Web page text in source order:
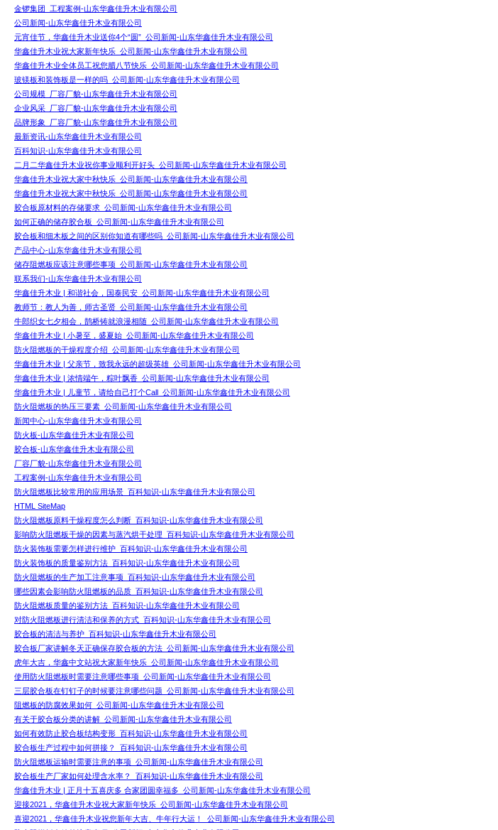
金锣集团_工程案例-山东华鑫佳升木业有限公司
公司新闻-山东华鑫佳升木业有限公司
元宵佳节，华鑫佳升木业送你4个“圆”_公司新闻-山东华鑫佳升木业有限公司
华鑫佳升木业祝大家新年快乐_公司新闻-山东华鑫佳升木业有限公司
华鑫佳升木业全体员工祝您腊八节快乐_公司新闻-山东华鑫佳升木业有限公司
玻镁板和装饰板是一样的吗_公司新闻-山东华鑫佳升木业有限公司
公司规模_厂容厂貌-山东华鑫佳升木业有限公司
企业风采_厂容厂貌-山东华鑫佳升木业有限公司
品牌形象_厂容厂貌-山东华鑫佳升木业有限公司
最新资讯-山东华鑫佳升木业有限公司
百科知识-山东华鑫佳升木业有限公司
二月二华鑫佳升木业祝你事业顺利开好头_公司新闻-山东华鑫佳升木业有限公司
华鑫佳升木业祝大家中秋快乐_公司新闻-山东华鑫佳升木业有限公司
华鑫佳升木业祝大家中秋快乐_公司新闻-山东华鑫佳升木业有限公司
胶合板原材料的存储要求_公司新闻-山东华鑫佳升木业有限公司
如何正确的储存胶合板_公司新闻-山东华鑫佳升木业有限公司
胶合板和细木板之间的区别你知道有哪些吗_公司新闻-山东华鑫佳升木业有限公司
产品中心-山东华鑫佳升木业有限公司
储存阻燃板应该注意哪些事项_公司新闻-山东华鑫佳升木业有限公司
联系我们-山东华鑫佳升木业有限公司
华鑫佳升木业 | 和谐社会，国泰民安_公司新闻-山东华鑫佳升木业有限公司
教师节：教人为善，师古圣贤_公司新闻-山东华鑫佳升木业有限公司
牛郎织女七夕相会，鹊桥铸就浪漫相随_公司新闻-山东华鑫佳升木业有限公司
华鑫佳升木业 | 小暑至，盛夏始_公司新闻-山东华鑫佳升木业有限公司
防火阻燃板的干燥程度介绍_公司新闻-山东华鑫佳升木业有限公司
华鑫佳升木业 | 父亲节，致我永远的超级英雄_公司新闻-山东华鑫佳升木业有限公司
华鑫佳升木业 | 浓情端午，粽叶飘香_公司新闻-山东华鑫佳升木业有限公司
华鑫佳升木业 | 儿童节，请给自己打个Call_公司新闻-山东华鑫佳升木业有限公司
防火阻燃板的热压三要素_公司新闻-山东华鑫佳升木业有限公司
新闻中心-山东华鑫佳升木业有限公司
防火板-山东华鑫佳升木业有限公司
胶合板-山东华鑫佳升木业有限公司
厂容厂貌-山东华鑫佳升木业有限公司
工程案例-山东华鑫佳升木业有限公司
防火阻燃板比较常用的应用场景_百科知识-山东华鑫佳升木业有限公司
HTML SiteMap
防火阻燃板原料干燥程度怎么判断_百科知识-山东华鑫佳升木业有限公司
影响防火阻燃板干燥的因素与蒸汽烘干处理_百科知识-山东华鑫佳升木业有限公司
防火装饰板需要怎样进行维护_百科知识-山东华鑫佳升木业有限公司
防火装饰板的质量鉴别方法_百科知识-山东华鑫佳升木业有限公司
防火阻燃板的生产加工注意事项_百科知识-山东华鑫佳升木业有限公司
哪些因素会影响防火阻燃板的品质_百科知识-山东华鑫佳升木业有限公司
防火阻燃板质量的鉴别方法_百科知识-山东华鑫佳升木业有限公司
对防火阻燃板进行清洁和保养的方式_百科知识-山东华鑫佳升木业有限公司
胶合板的清洁与养护_百科知识-山东华鑫佳升木业有限公司
胶合板厂家讲解冬天正确保存胶合板的方法_公司新闻-山东华鑫佳升木业有限公司
虎年大吉，华鑫中文站祝大家新年快乐_公司新闻-山东华鑫佳升木业有限公司
使用防火阻燃板时需要注意哪些事项_公司新闻-山东华鑫佳升木业有限公司
三层胶合板在钉钉子的时候要注意哪些问题_公司新闻-山东华鑫佳升木业有限公司
阻燃板的防腐效果如何_公司新闻-山东华鑫佳升木业有限公司
有关于胶合板分类的讲解_公司新闻-山东华鑫佳升木业有限公司
如何有效防止胶合板结构变形_百科知识-山东华鑫佳升木业有限公司
胶合板生产过程中如何拼接？_百科知识-山东华鑫佳升木业有限公司
防火阻燃板运输时需要注意的事项_公司新闻-山东华鑫佳升木业有限公司
胶合板生产厂家如何处理含水率？_百科知识-山东华鑫佳升木业有限公司
华鑫佳升木业 | 正月十五喜庆多 合家团圆幸福多_公司新闻-山东华鑫佳升木业有限公司
迎接2021，华鑫佳升木业祝大家新年快乐_公司新闻-山东华鑫佳升木业有限公司
喜迎2021，华鑫佳升木业祝您新年大吉、牛年行大运！_公司新闻-山东华鑫佳升木业有限公司